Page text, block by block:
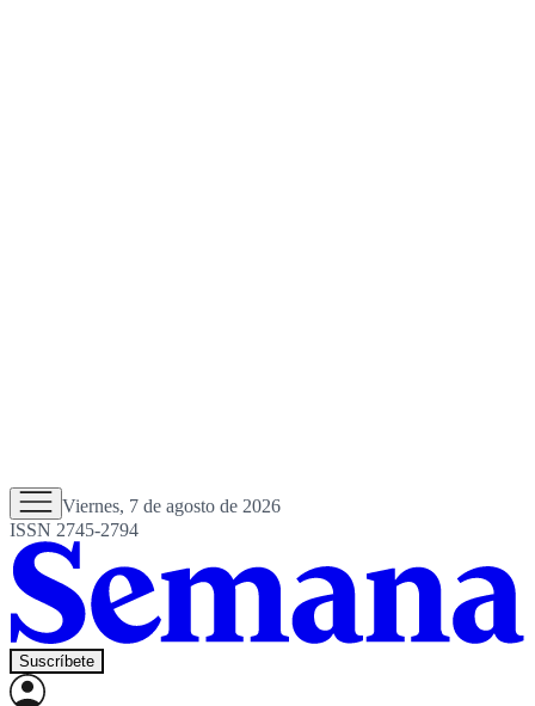
Viernes, 7 de agosto de 2026
ISSN 2745-2794
Suscríbete